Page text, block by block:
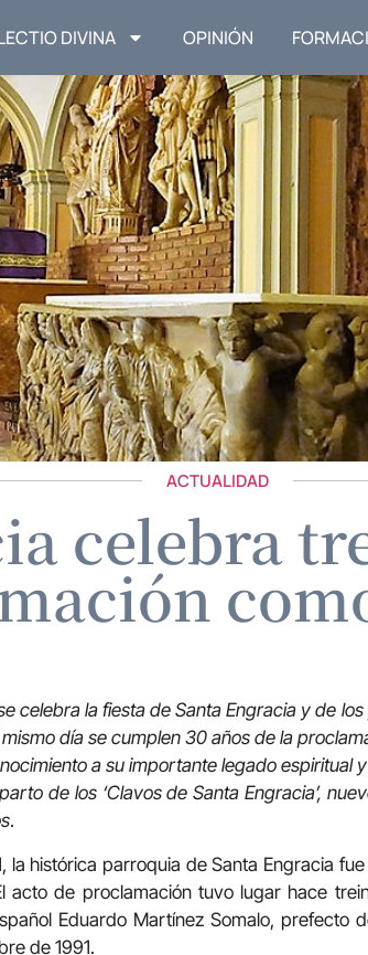
DIVINA OPINIÓN
ACTUALIDAD
celebra
celebra la fiesta de Santa Engracia y de
mismo día se cumplen 30 años de la
a su importante legado espiritual
de los ‘Clavos de Santa Engracia’,
.
la histórica parroquia de Santa Engracia
acto de proclamación tuvo lugar hace
Eduardo Martínez Somalo, prefecto
de 1991.